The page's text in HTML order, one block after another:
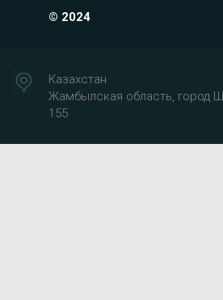
© 2024
Казахстан
Жамбылская область, город
155